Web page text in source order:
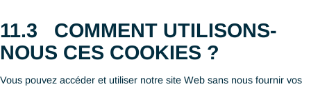
ordinateur ou votre appareil mobile lorsque vous visitez un
Les cookies sont largement utilisés par les propriétaires de
fonctionnement plus efficace, ainsi que pour obtenir des